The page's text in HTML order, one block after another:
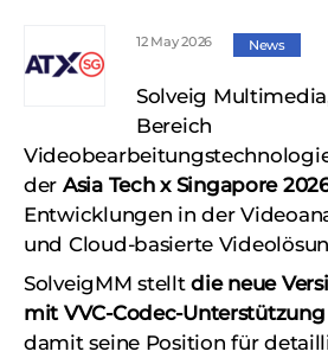
12 May 2026 News
Solveig
Bereich
der Asia Tech x Singapore
Entwicklungen in der
und Cloud-basierte
SolveigMM stelltdie neue
mit VVC-Codec-Unterstützung
damit seine Position für